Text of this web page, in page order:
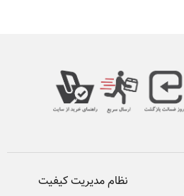
نظام مدیریت کیفیت